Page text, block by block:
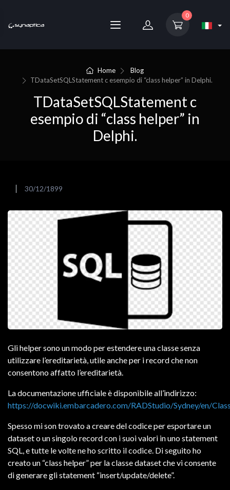
0
Home
Blog
TDataSetSQLStatement c esempio di “class helper” in Delphi.
TDataSetSQLStatement c
esempio di “class helper” in
Delphi.
30/12/1899
Gli helper sono un modo per estendere una classe senza
utilizzare l’ereditarietà, utile anche per i record che non
consentono affatto l’ereditarietà.
La documentazione ufficiale è disponibile all’indirizzo:
https://docwiki.embarcadero.com/RADStudio/Sydney/en/
Spesso mi son trovato a creare del codice per esportare un
dataset o un singolo record con i suoi valori in uno statement
SQL, e tutte le volte ne ho scritto il codice. Di seguito ho
creato un “class helper” per la classe dataset che vi consente
di generare gli statement “insert/update/delete”.